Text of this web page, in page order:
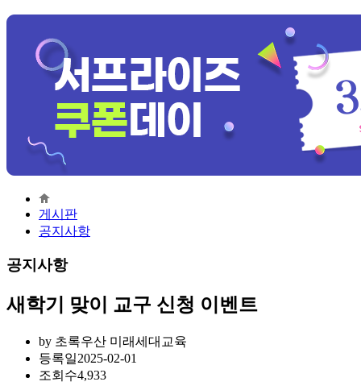
게시판
공지사항
공지사항
새학기 맞이 교구 신청 이벤트
by 초록우산 미래세대교육
등록일2025-02-01
조회수4,933